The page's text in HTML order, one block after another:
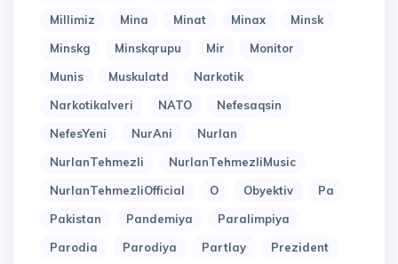
Millimiz
Mina Minat Minax
Minsk
Minskg
Minskqrupu Mir
Monitor
Munis
Muskulatd
Narkotik
Narkotikalveri
NATO
Nefesaqsin
NefesYeni
NurAni
Nurlan
NurlanTehmezli
NurlanTehmezliMusic
NurlanTehmezliOfficial
O Obyektiv
Pa
Pakistan
Pandemiya
Paralimpiya
Parodia
Parodiya Partlay
Prezident